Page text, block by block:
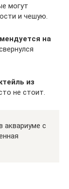
могут
и чешую.
на
из
не стоит.
аквариуме с